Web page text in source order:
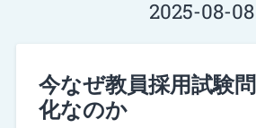
2025-08-08
今なぜ教員採用試験
化なのか